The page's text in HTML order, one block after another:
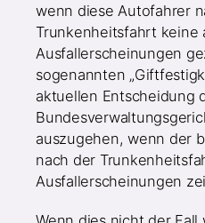
wenn diese Autofahrer
Trunkenheitsfahrt keine
Ausfallerscheinungen
sogenannten
aktuellen Entscheidung
auszugehen, wenn der
nach der
Ausfallerscheinungen